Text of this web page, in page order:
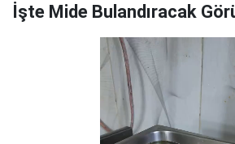
İşte Mide Bulandıracak